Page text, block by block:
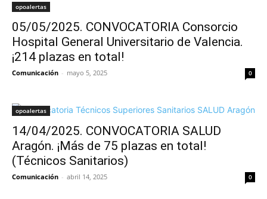
opoalertas
05/05/2025. CONVOCATORIA Consorcio
Hospital General Universitario de Valencia.
¡214 plazas en total!
Comunicación - mayo 5, 2025 0
opoalertas
14/04/2025. CONVOCATORIA SALUD
Aragón. ¡Más de 75 plazas en total!
(Técnicos Sanitarios)
Comunicación - abril 14, 2025 0